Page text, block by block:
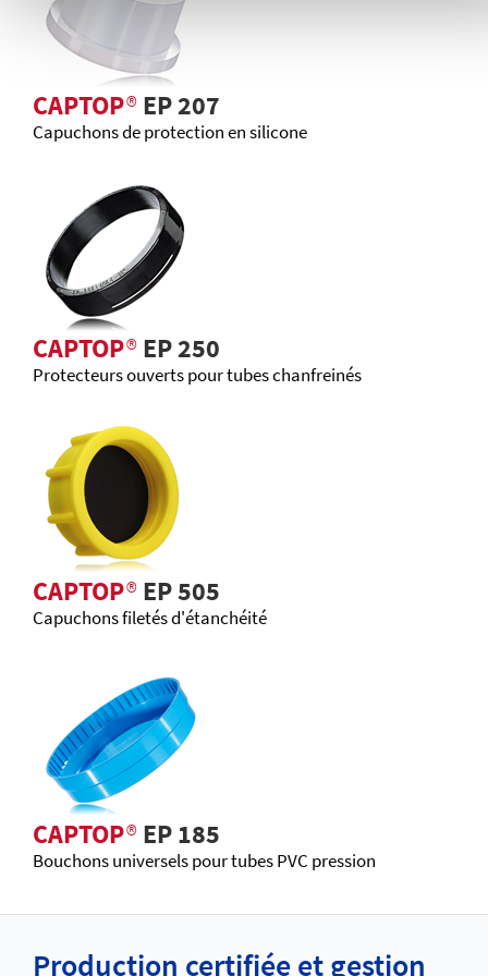
CAPTOP®EP 207
Capuchons de protection en silicone
CAPTOP®EP 250
Protecteurs ouverts pour tubes chanfreinés
CAPTOP®EP 505
Capuchons filetés d'étanchéité
CAPTOP®EP 185
Bouchons universels pour tubes PVC pression
Production certifiée et gestion